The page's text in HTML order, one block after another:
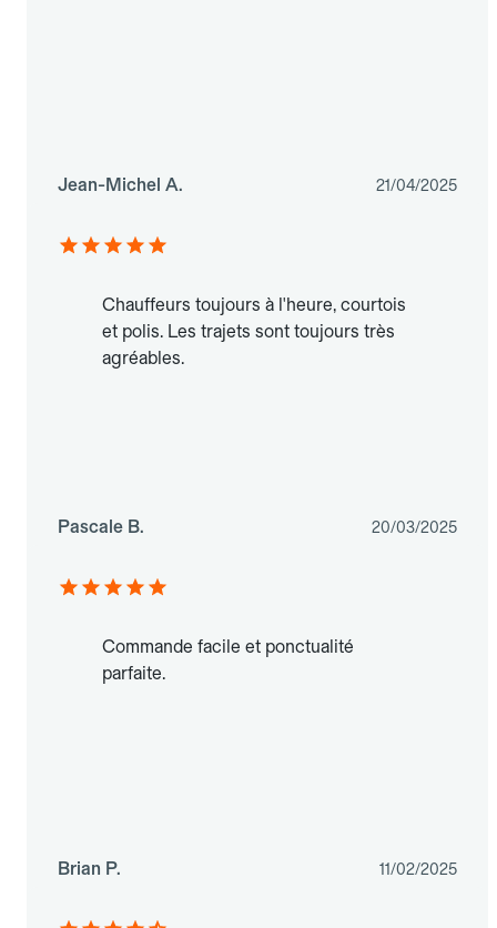
Jean-Michel A. 21/04/2025
Chauffeurs toujours à l'heure, courtois
et polis. Les trajets sont toujours très
agréables.
Pascale B. 20/03/2025
Commande facile et ponctualité
parfaite.
Brian P. 11/02/2025